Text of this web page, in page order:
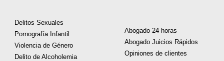
Delitos Sexuales
Pornografía Infantil
Violencia de Género
Delito de Alcoholemia
Abogado 24 horas
Abogado Juicios Rápidos
Opiniones de clientes